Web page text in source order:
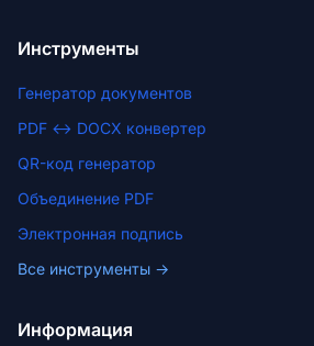
Инструменты
Генератор документов
PDF ↔ DOCX конвертер
QR-код генератор
Объединение PDF
Электронная подпись
Все инструменты →
Информация